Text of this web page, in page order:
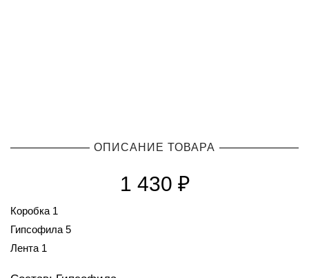
ОПИСАНИЕ ТОВАРА
1 430 ₽
Коробка 1
Гипсофила 5
Лента 1